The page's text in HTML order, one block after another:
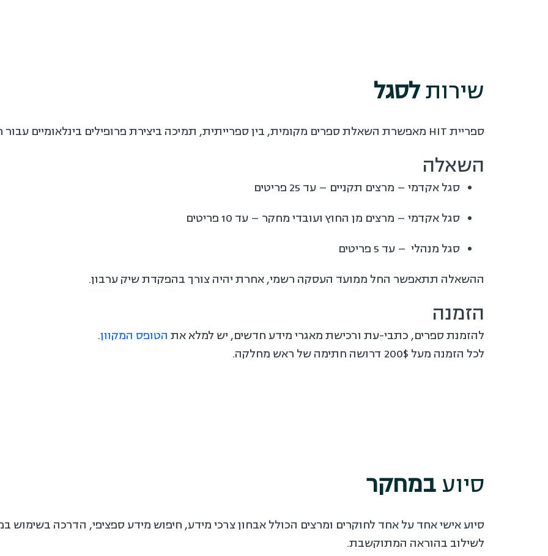
שירותלסגל
ספריית HIT מאפשרת השאלת ספרים מקומית, בין ספרייתית, תמיכה ביצירת פרופילים בינלאומיים עבור חוקרים ועוד.
השאלה
סגל אקדמי – מרצים תקניים – עד 25 פריטים
סגל אקדמי – מרצים מן החוץ ועובדי מחקר – עד 10 פריטים
סגל מנהלי – עד 5 פריטים
ההשאלה תתאפשר החל ממועד העסקה רשמי, אחרת יהיה צורך בהפקדת שיק ערבון.
הזמנה
להזמנת ספרים, כתבי-עת ורכישת מאגרי מידע חדשים, יש למלא את הטופס המקוון.
לכל הזמנה מעל 200$ דרושה חתימה של ראש מחלקה.
סיועבמחקר
סיוע אישי אחד על אחד לחוקרים ומרצים הכולל אבחון צרכי מידע, חיפוש מידע ספציפי, הדרכה בשימוש
לשילוב בהוראה המתוקשבת.